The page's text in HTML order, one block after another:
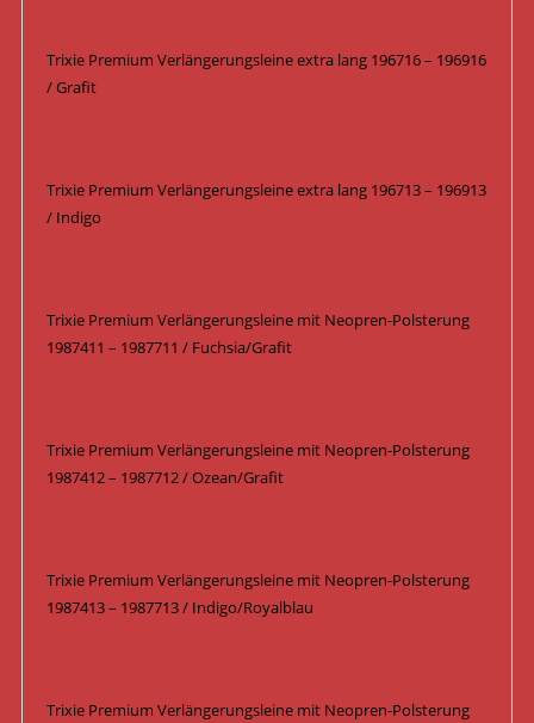
Trixie Premium Verlängerungsleine extra lang 196716 – 196916
/ Grafit
Trixie Premium Verlängerungsleine extra lang 196713 – 196913
/ Indigo
Trixie Premium Verlängerungsleine mit Neopren-Polsterung
1987411 – 1987711 / Fuchsia/Grafit
Trixie Premium Verlängerungsleine mit Neopren-Polsterung
1987412 – 1987712 / Ozean/Grafit
Trixie Premium Verlängerungsleine mit Neopren-Polsterung
1987413 – 1987713 / Indigo/Royalblau
Trixie Premium Verlängerungsleine mit Neopren-Polsterung